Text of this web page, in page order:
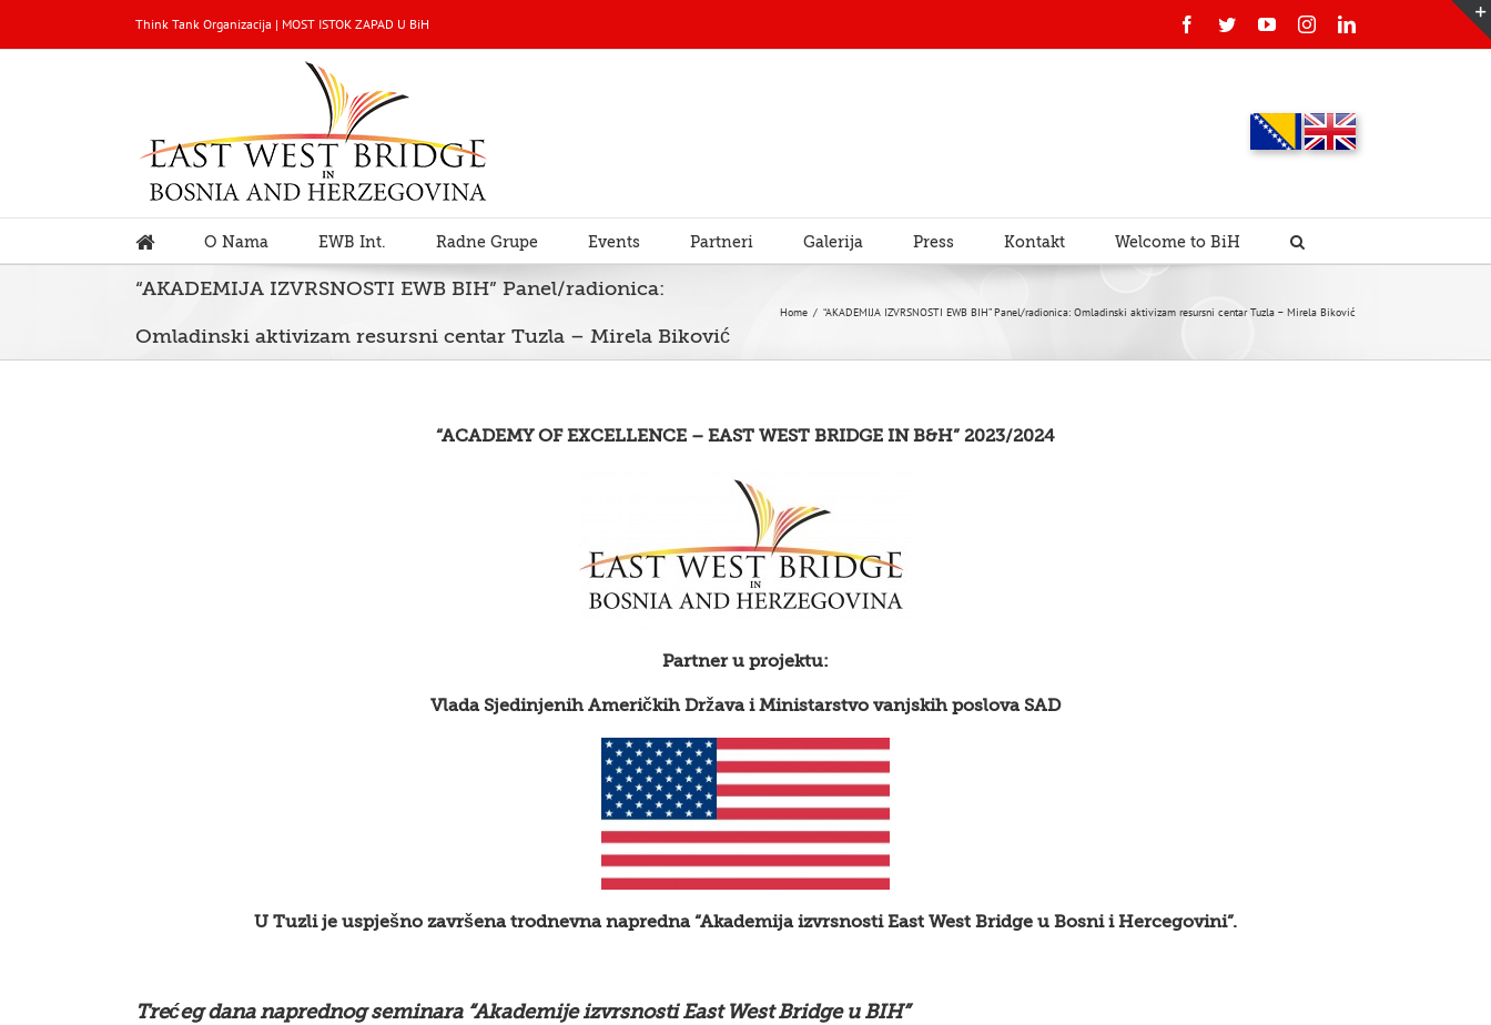
Think Tank Organizacija | MOST ISTOK ZAPAD U BiH Facebook
TwitterYouTubeInstagramLinkedin
O Nama EWB Int. Radne Grupe Events Partneri Galerija Press Kontakt Welcome to BiH
“AKADEMIJA IZVRSNOSTI EWB BIH” Panel/radionica:
Omladinski aktivizam resursni centar Tuzla – Mirela Biković
Home / “AKADEMIJA IZVRSNOSTI EWB BIH” Panel/radionica: Omladinski aktivizam resursni centar Tuzla – Mirela Biković
“ACADEMY OF EXCELLENCE – EAST WEST BRIDGE IN B&H” 2023/2024
Partner u projektu:
Vlada Sjedinjenih Američkih Država i Ministarstvo vanjskih poslova SAD
U Tuzli je uspješno završena trodnevna napredna “Akademija izvrsnosti East West Bridge u Bosni i Hercegovini”.
Trećeg dana naprednog seminara “Akademije izvrsnosti East West Bridge u BIH”